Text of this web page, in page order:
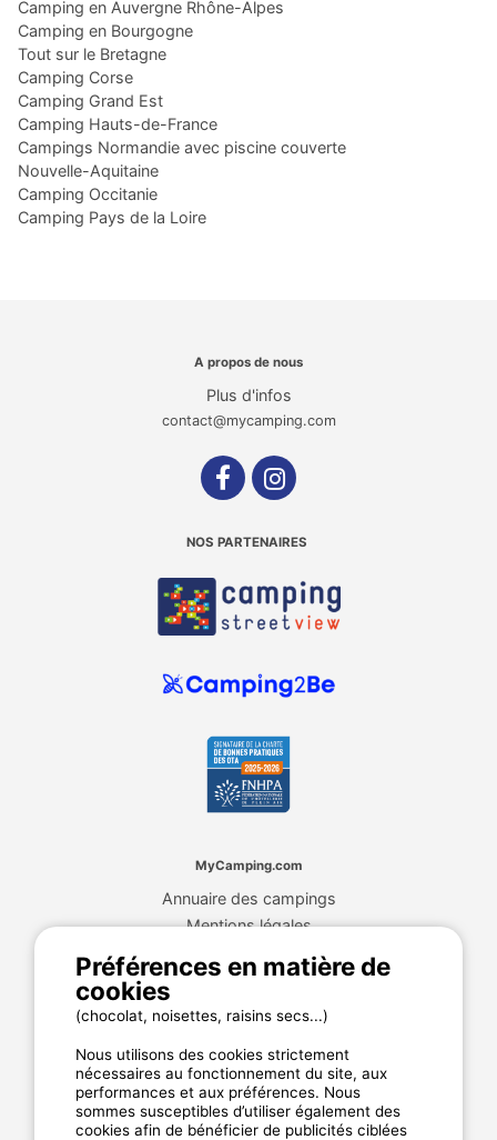
Camping en Auvergne Rhône-Alpes
Camping en Bourgogne
Tout sur le Bretagne
Camping Corse
Camping Grand Est
Camping Hauts-de-France
Campings Normandie avec piscine couverte
Nouvelle-Aquitaine
Camping Occitanie
Camping Pays de la Loire
A propos de nous
Plus d'infos
contact@mycamping.com
NOS PARTENAIRES
MyCamping.com
Annuaire des campings
Mentions légales
Plan de site
La garantie MyCamping.com
Un paiement 100% sécurisé
Préférences en matière de
cookies
(chocolat, noisettes, raisins secs...)
Nous utilisons des cookies strictement
nécessaires au fonctionnement du site, aux
performances et aux préférences. Nous
sommes susceptibles d’utiliser également des
cookies afin de bénéficier de publicités ciblées